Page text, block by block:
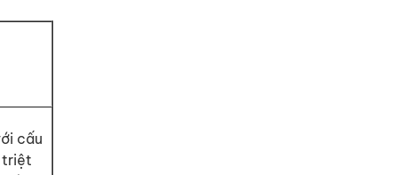
cấu
triệt